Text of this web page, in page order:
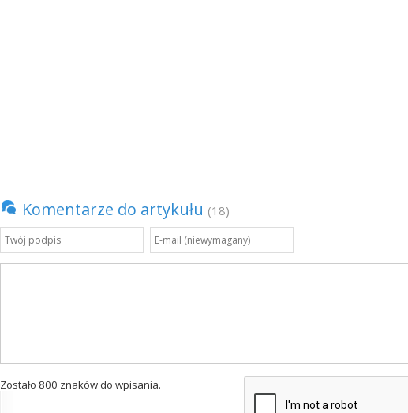
Komentarze do artykułu (18)
Zostało 800 znaków do wpisania.